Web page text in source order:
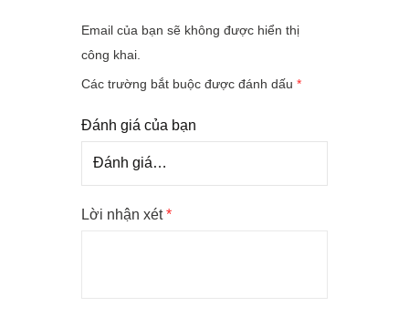
Email của bạn sẽ không được hiển thị
công khai.
Các trường bắt buộc được đánh dấu *
Đánh giá của bạn
Lời nhận xét*